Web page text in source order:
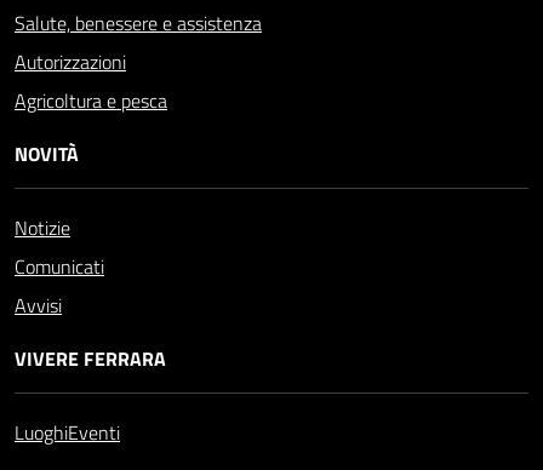
Salute, benessere e assistenza
Autorizzazioni
Agricoltura e pesca
NOVITÀ
Notizie
Comunicati
Avvisi
VIVERE FERRARA
LuoghiEventi